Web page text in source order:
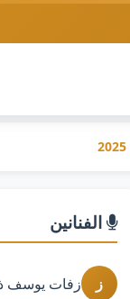
الفنانين
ز زفات يوسف